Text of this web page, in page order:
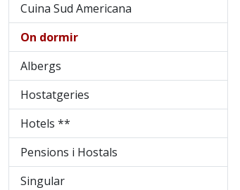
Cuina Sud Americana
On dormir
Albergs
Hostatgeries
Hotels **
Pensions i Hostals
Singular